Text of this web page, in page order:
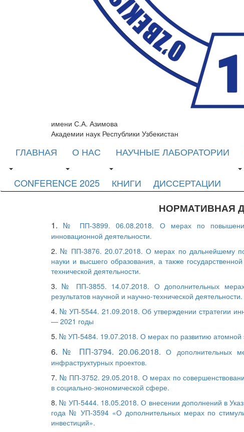
имени С.А. Азимова
Академии наук Республики Узбекистан
ГЛАВНАЯ О НАС НАУЧНЫЕ ЛАБОРАТОРИИ
CONFERENCE 2025 КНИГИ ДИССЕРТАЦИИ
НОРМАТИВНАЯ
1.№ ПП-3899. 06.08.2018. О мерах по повышению
инновационной деятельности.
2.№ ПП-3876. 20.07.2018. О мерах по дальнейшему
науки и высшего образования, а также
технической деятельности.
3.№ ПП-3855. 14.07.2018. О дополнительных
результатов научной и научно-технической деятельности.
4. № УП-5544. 21.09.2018. Об утверждении стратегии
— 2021 годы
5. № УП-5484. 19.07.2018. О мерах по развитию атомной
6.№ ПП-3794. 20.06.2018.О дополнительных
инфраструктурных проектов.
7. № ПП-3752. 29.05.2018. О мерах по
в социально-экономической сфере.
8.№ УП-5444. 18.05.2018. О внесении дополнений в
года № УП-3594 «О дополнительных мерах по
инвестиций».